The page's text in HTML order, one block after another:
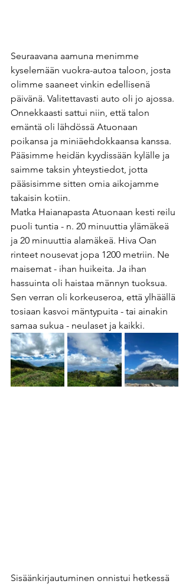
Seuraavana aamuna menimme
kyselemään vuokra-autoa taloon, josta
olimme saaneet vinkin edellisenä
päivänä. Valitettavasti auto oli jo ajossa.
Onnekkaasti sattui niin, että talon
emäntä oli lähdössä Atuonaan
poikansa ja miniäehdokkaansa kanssa.
Pääsimme heidän kyydissään kylälle ja
saimme taksin yhteystiedot, jotta
pääsisimme sitten omia aikojamme
takaisin kotiin.
Matka Haianapasta Atuonaan kesti reilu
puoli tuntia - n. 20 minuuttia ylämäkeä
ja 20 minuuttia alamäkeä. Hiva Oan
rinteet nousevat jopa 1200 metriin. Ne
maisemat - ihan huikeita. Ja ihan
hassuinta oli haistaa männyn tuoksua.
Sen verran oli korkeuseroa, että ylhäällä
tosiaan kasvoi mäntypuita - tai ainakin
samaa sukua - neulaset ja kaikki.
Sisäänkirjautuminen onnistui hetkessä